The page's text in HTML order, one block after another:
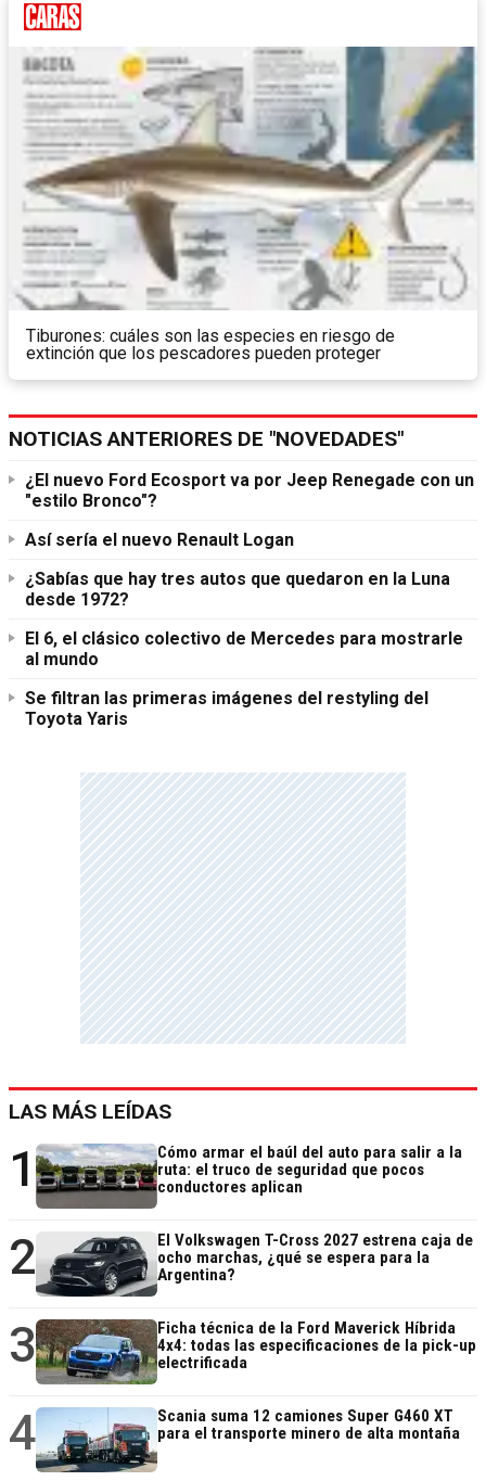
Tiburones: cuáles son las especies en riesgo de
extinción que los pescadores pueden proteger
NOTICIAS ANTERIORES DE "NOVEDADES"
¿El nuevo Ford Ecosport va por Jeep Renegade con un
"estilo Bronco"?
Así sería el nuevo Renault Logan
¿Sabías que hay tres autos que quedaron en la Luna
desde 1972?
El 6, el clásico colectivo de Mercedes para mostrarle
al mundo
Se filtran las primeras imágenes del restyling del
Toyota Yaris
LAS MÁS LEÍDAS
1
Cómo armar el baúl del auto para salir a la
ruta: el truco de seguridad que pocos
conductores aplican
2
El Volkswagen T-Cross 2027 estrena caja de
ocho marchas, ¿qué se espera para la
Argentina?
3
Ficha técnica de la Ford Maverick Híbrida
4x4: todas las especificaciones de la pick-up
electrificada
4
Scania suma 12 camiones Super G460 XT
para el transporte minero de alta montaña